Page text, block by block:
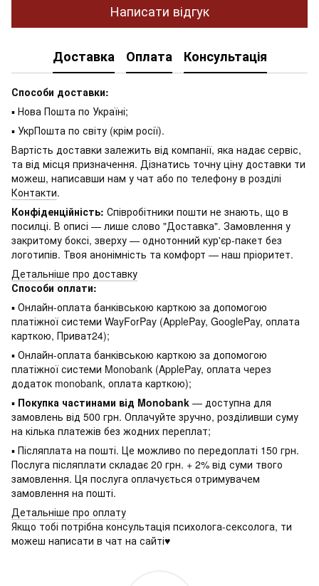
Написати відгук
Доставка Оплата Консультація
Способи доставки:
▪ Нова Пошта по Україні;
▪ УкрПошта по світу (крім росії).
Вартість доставки залежить від компанії, яка надає сервіс,
та від місця призначення. Дізнатись точну ціну доставки ти
можеш, написавши нам у чат або по телефону в розділі
Контакти.
Конфіденційність: Співробітники пошти не знають, що в
посилці. В описі — лише слово "Доставка". Замовлення у
закритому боксі, зверху — однотонний кур'єр-пакет без
логотипів. Твоя анонімність та комфорт — наш пріоритет.
Детальніше про доставку
Способи оплати:
▪ Онлайн-оплата банківською карткою за допомогою
платіжної системи WayForPay (ApplePay, GooglePay, оплата
карткою, Приват24);
▪ Онлайн-оплата банківською карткою за допомогою
платіжної системи Monobank (ApplePay, оплата через
додаток monobank, оплата карткою);
▪ Покупка частинами від Monobank — доступна для
замовлень від 500 грн. Оплачуйте зручно, розділивши суму
на кілька платежів без жодних переплат;
▪ Післяплата на пошті. Це можливо по передоплаті 150 грн.
Послуга післяплати складає 20 грн. + 2% від суми твого
замовлення. Ця послуга оплачується отримувачем
замовлення на пошті.
Детальніше про оплату
Якщо тобі потрібна консультація психолога-сексолога, ти
можеш написати в чат на сайті♥